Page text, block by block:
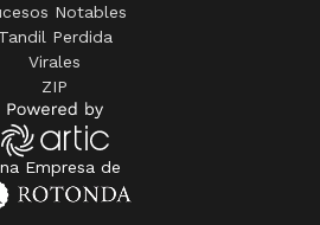
Notables
Tandil Perdida
Virales
ZIP
Empresa de